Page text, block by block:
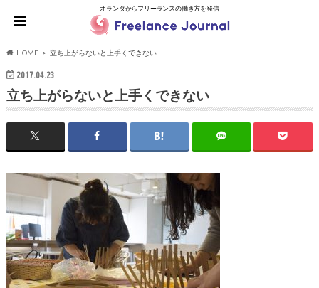
オランダからフリーランスの働き方を発信
HOME 立ち上がらないと上手くできない
2017.04.23
立ち上がらないと上手くできない